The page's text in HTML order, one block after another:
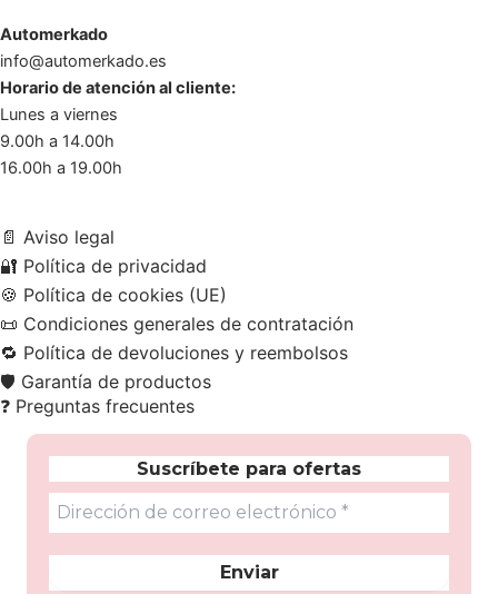
Automerkado
info@automerkado.es
Horario de atención al cliente:
Lunes a viernes
9.00h a 14.00h
16.00h a 19.00h
📄 Aviso legal
🔐 Política de privacidad
🍪 Política de cookies (UE)
📜 Condiciones generales de contratación
🔁 Política de devoluciones y reembolsos
🛡️ Garantía de productos
❓ Preguntas frecuentes
Suscríbete para ofertas